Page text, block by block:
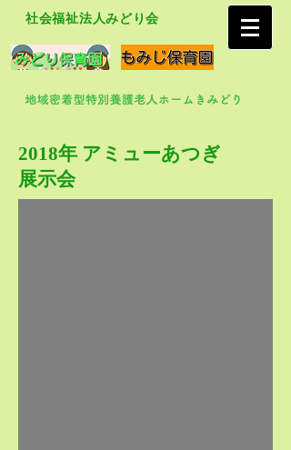
社会福祉法人みどり会
2018年 アミューあつぎ
展示会